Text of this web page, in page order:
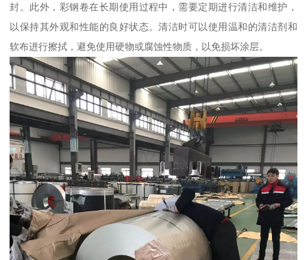
封。此外，彩钢卷在长期使用过程中，需要定期进行清洁和维护，
以保持其外观和性能的良好状态。清洁时可以使用温和的清洁剂和
软布进行擦拭，避免使用硬物或腐蚀性物质，以免损坏涂层。